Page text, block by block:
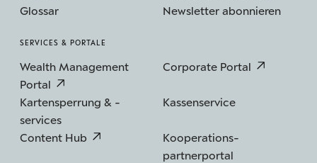
Glossar
Newsletter abonnieren
SERVICES & PORTALE
Wealth Management
Portal
Corporate Portal
Kartensperrung & -
services
Kassenservice
Content Hub
Kooperations­
partnerportal